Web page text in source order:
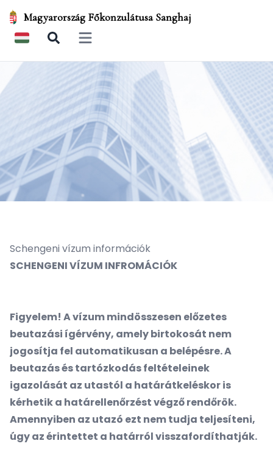
Magyarország Főkonzulátusa Sanghaj
Open main menu
Schengeni vízum információk
SCHENGENI VÍZUM INFROMÁCIÓK
Figyelem! A vízum mindösszesen előzetes
beutazási ígérvény, amely birtokosát nem
jogosítja fel automatikusan a belépésre. A
beutazás és tartózkodás feltételeinek
igazolását az utastól a határátkeléskor is
kérhetik a határellenőrzést végző rendőrök.
Amennyiben az utazó ezt nem tudja teljesíteni,
úgy az érintettet a határról visszafordíthatják.